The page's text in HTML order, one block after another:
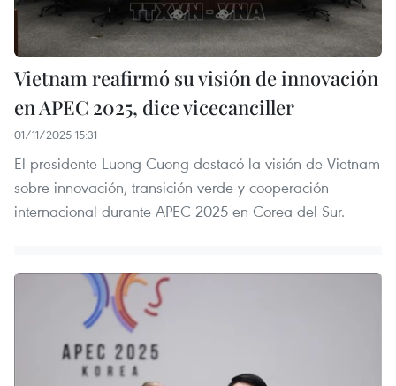
Vietnam reafirmó su visión de innovación
en APEC 2025, dice vicecanciller
01/11/2025 15:31
El presidente Luong Cuong destacó la visión de Vietnam
sobre innovación, transición verde y cooperación
internacional durante APEC 2025 en Corea del Sur.